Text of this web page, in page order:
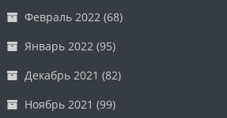
Февраль 2022 (68)
Январь 2022 (95)
Декабрь 2021 (82)
Ноябрь 2021 (99)